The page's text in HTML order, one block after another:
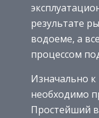
результате
водоеме, а
процессом
Изначально к
необходимо
Простейший